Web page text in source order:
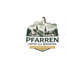
content
unter
derAraburg
Kaumberg